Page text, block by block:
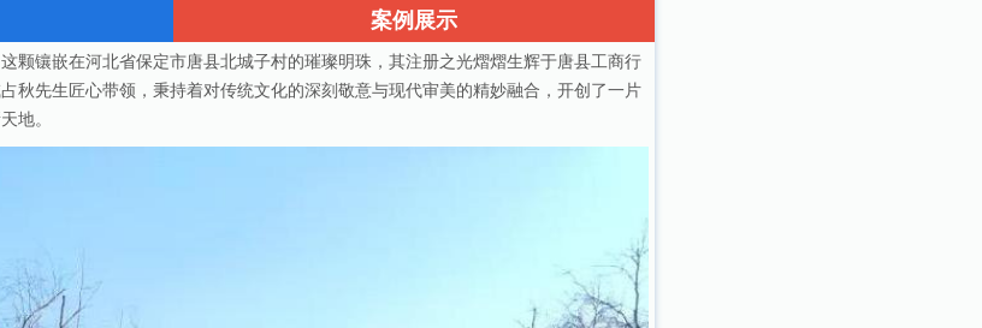
案例展示
颗镶嵌在河北省保定市唐县北城子村的璀璨明珠，其注册之光熠熠生辉于唐县工商行
秋先生匠心带领，秉持着对传统文化的深刻敬意与现代审美的精妙融合，开创了一片
地。